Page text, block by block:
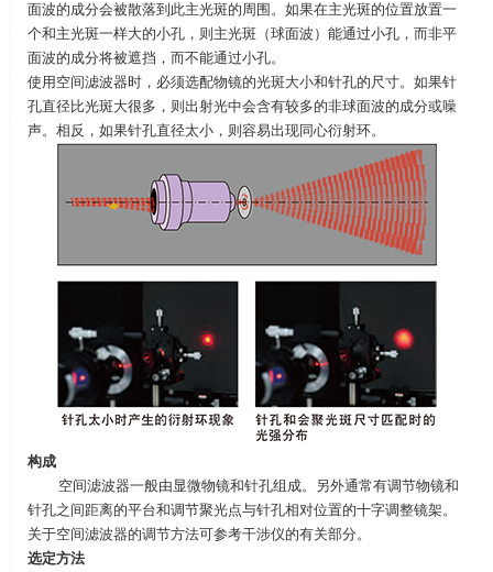
面波的成分会被散落到此主光斑的周围。如果在主光斑的位置放置一
个和主光斑一样大的小孔，则主光斑（球面波）能通过小孔，而非平
面波的成分将被遮挡，而不能通过小孔。
使用空间滤波器时，必须选配物镜的光斑大小和针孔的尺寸。如果针
孔直径比光斑大很多，则出射光中会含有较多的非球面波的成分或噪
声。相反，如果针孔直径太小，则容易出现同心衍射环。
构成
空间滤波器一般由显微物镜和针孔组成。另外通常有调节物镜和
针孔之间距离的平台和调节聚光点与针孔相对位置的十字调整镜架。
关于空间滤波器的调节方法可参考干涉仪的有关部分。
选定方法